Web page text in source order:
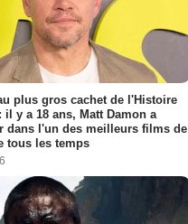
plus gros cachet de l'Histoire
y a 18 ans, Matt Damon a
dans l'un des meilleurs films de
tous les temps